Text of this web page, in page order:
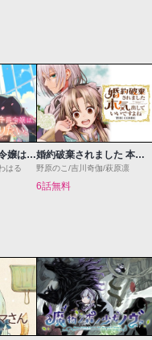
優等生だった子爵令嬢は、恋を知りたい。 THE COMIC
はる
婚約破棄されました 本気出していいですよね THE COMIC
野原のこ/吉川奇伽/萩原凛
6話無料